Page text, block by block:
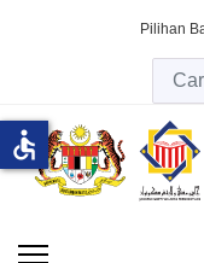
Pilihan
accessible